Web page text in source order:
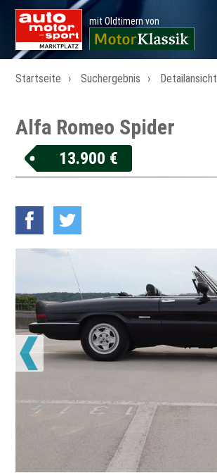
mit Oldtimern von
Startseite Suchergebnis Detailansicht
Alfa Romeo Spider
13.900 €